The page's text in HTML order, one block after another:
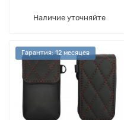
Наличие уточняйте
Гарантия: 12 месяцев